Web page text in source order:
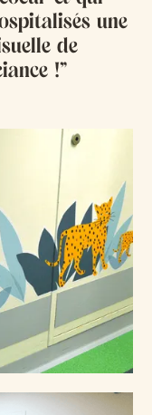
une
de
!”